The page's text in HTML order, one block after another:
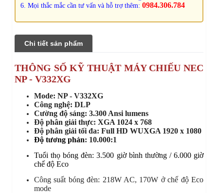
6. Mọi thắc mắc cần tư vấn và hỗ trợ thêm: 0984.306.784
Chi tiết sản phẩm
THÔNG SỐ KỸ THUẬT MÁY CHIẾU NEC
NP - V332XG
Mode: NP - V332XG
Công nghệ: DLP
Cường độ sáng: 3.300 Ansi lumens
Độ phân giải thực: XGA 1024 x 768
Độ phân giải tối đa: Full HD WUXGA 1920 x 1080
Độ tương phản: 10.000:1
Tuổi thọ bóng đèn: 3.500 giờ bình thường / 6.000 giờ
chế độ Eco
Công suất bóng đèn: 218W AC, 170W ở chế độ Eco
mode